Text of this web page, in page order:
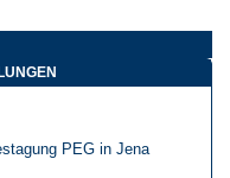
PEG in Jena